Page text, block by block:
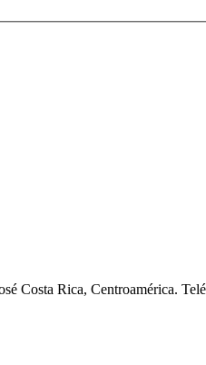
Costa Rica, Centroamérica.